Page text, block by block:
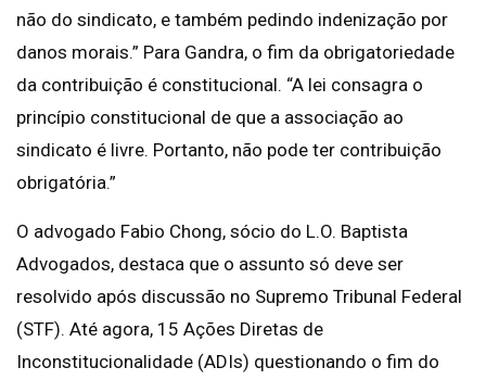
não do sindicato, e também pedindo indenização por
danos morais.” Para Gandra, o fim da obrigatoriedade
da contribuição é constitucional. “A lei consagra o
princípio constitucional de que a associação ao
sindicato é livre. Portanto, não pode ter contribuição
obrigatória.”
O advogado Fabio Chong, sócio do L.O. Baptista
Advogados, destaca que o assunto só deve ser
resolvido após discussão no Supremo Tribunal Federal
(STF). Até agora, 15 Ações Diretas de
Inconstitucionalidade (ADIs) questionando o fim do